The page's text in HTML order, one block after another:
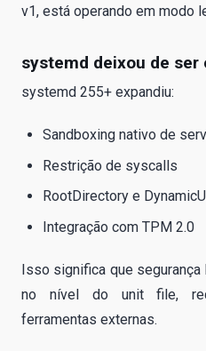
v1, está operando em modo
systemd deixou de ser
systemd 255+ expandiu:
Sandboxing nativo de
Restrição de syscalls
RootDirectory e
Integração com TPM 2.0
Isso significa que
no nível do unit file,
ferramentas externas.